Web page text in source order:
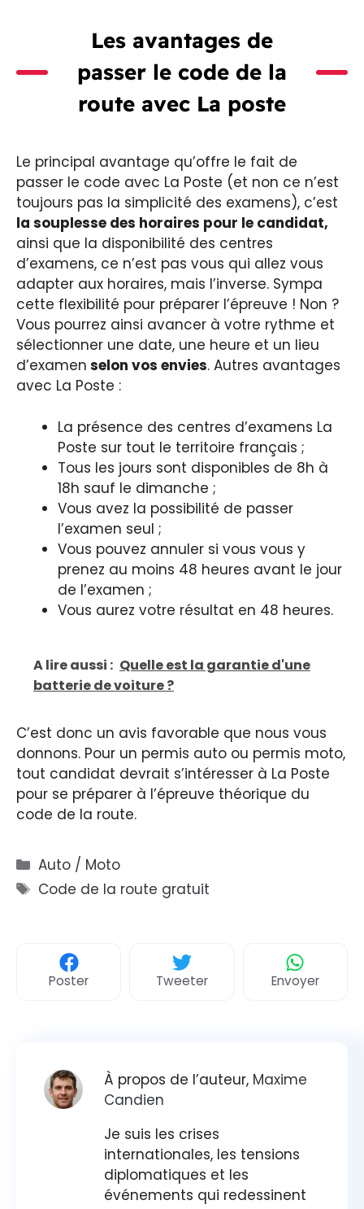
Les avantages de
passer le code de la
route avec La poste
Le principal avantage qu’offre le fait de
passer le code avec La Poste (et non ce n’est
toujours pas la simplicité des examens), c’est
la souplesse des horaires pour le candidat,
ainsi que la disponibilité des centres
d’examens, ce n’est pas vous qui allez vous
adapter aux horaires, mais l’inverse. Sympa
cette flexibilité pour préparer l’épreuve ! Non ?
Vous pourrez ainsi avancer à votre rythme et
sélectionner une date, une heure et un lieu
d’examen selon vos envies. Autres avantages
avec La Poste :
La présence des centres d’examens La
Poste sur tout le territoire français ;
Tous les jours sont disponibles de 8h à
18h sauf le dimanche ;
Vous avez la possibilité de passer
l’examen seul ;
Vous pouvez annuler si vous vous y
prenez au moins 48 heures avant le jour
de l’examen ;
Vous aurez votre résultat en 48 heures.
A lire aussi : Quelle est la garantie d'une
batterie de voiture ?
C’est donc un avis favorable que nous vous
donnons. Pour un permis auto ou permis moto,
tout candidat devrait s’intéresser à La Poste
pour se préparer à l’épreuve théorique du
code de la route.
Catégories
Auto / Moto
Étiquettes
Code de la route gratuit
Poster Tweeter Envoyer
À propos de l’auteur, Maxime
Candien
Je suis les crises
internationales, les tensions
diplomatiques et les
événements qui redessinent